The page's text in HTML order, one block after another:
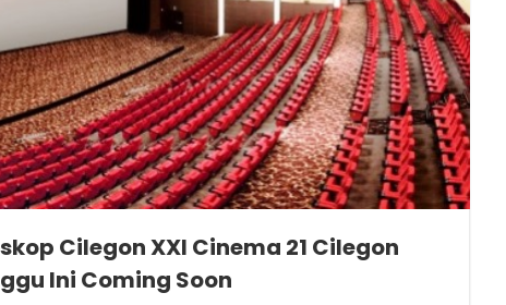
Cilegon XXI Cinema 21 Cilegon
Ini Coming Soon